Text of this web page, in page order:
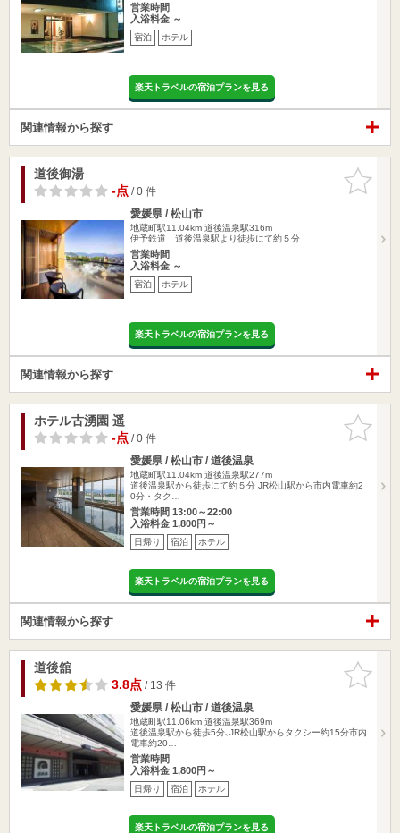
営業時間
入浴料金 ～
宿泊 ホテル
楽天トラベルの宿泊プランを見る
関連情報から探す
お気に入
りに追加
道後御湯
-点/ 0 件
愛媛県 / 松山市
地蔵町駅11.04km 道後温泉駅316m
伊予鉄道 道後温泉駅より徒歩にて約５分
営業時間
入浴料金 ～
宿泊 ホテル
楽天トラベルの宿泊プランを見る
関連情報から探す
お気に入
りに追加
ホテル古湧園 遥
-点/ 0 件
愛媛県 / 松山市 / 道後温泉
地蔵町駅11.04km 道後温泉駅277m
道後温泉駅から徒歩にて約５分 JR松山駅から市内電車約2
0分・タク…
営業時間 13:00～22:00
入浴料金 1,800円～
日帰り 宿泊 ホテル
楽天トラベルの宿泊プランを見る
関連情報から探す
お気に入
りに追加
道後舘
3.8点/ 13 件
愛媛県 / 松山市 / 道後温泉
地蔵町駅11.06km 道後温泉駅369m
道後温泉駅から徒歩5分､JR松山駅からタクシー約15分市内
電車約20…
営業時間
入浴料金 1,800円～
日帰り 宿泊 ホテル
楽天トラベルの宿泊プランを見る